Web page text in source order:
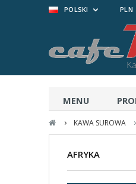
MENU
›
KAWA SUROWA ›
POLSKI PLN
AFRYKA